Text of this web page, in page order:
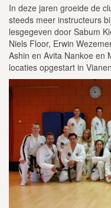
In deze jaren groeide de
steeds meer instructeurs
lesgegeven door Sabum
Niels Floor, Erwin
Ashin en Avita Nankoe en
locaties opgestart in